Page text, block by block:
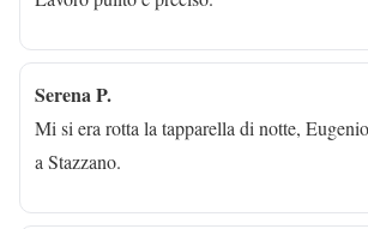
Serena P.
Mi si era rotta la tapparella di notte,
a Stazzano.